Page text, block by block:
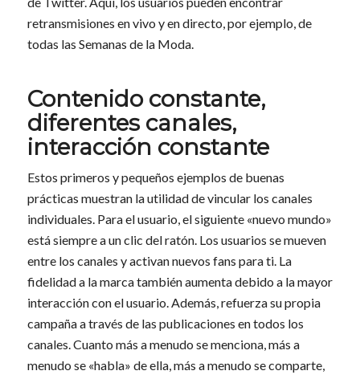
retransmisiones en vivo y en directo, por ejemplo, de
todas las Semanas de la Moda.
Contenido constante,
diferentes canales,
interacción constante
Estos primeros y pequeños ejemplos de buenas
prácticas muestran la utilidad de vincular los canales
individuales. Para el usuario, el siguiente «nuevo mundo»
está siempre a un clic del ratón. Los usuarios se mueven
entre los canales y activan nuevos fans para ti. La
fidelidad a la marca también aumenta debido a la mayor
interacción con el usuario. Además, refuerza su propia
campaña a través de las publicaciones en todos los
canales. Cuanto más a menudo se menciona, más a
menudo se «habla» de ella, más a menudo se comparte,